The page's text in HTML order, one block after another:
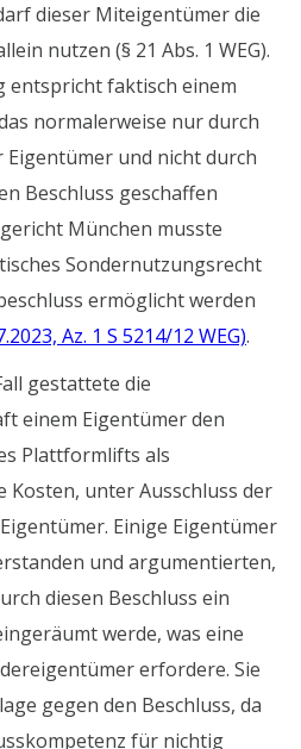
dieser Miteigentümer die
nutzen (§ 21 Abs. 1 WEG).
entspricht faktisch einem
normalerweise nur durch
und nicht durch
Beschluss geschaffen
München musste
Sondernutzungsrecht
ermöglicht werden
Az. 1 S 5214/12 WEG).
gestattete die
einem Eigentümer den
Plattformlifts als
Kosten, unter Ausschluss der
Einige Eigentümer
und argumentierten,
diesen Beschluss ein
werde, was eine
erfordere. Sie
gegen den Beschluss, da
für nichtig